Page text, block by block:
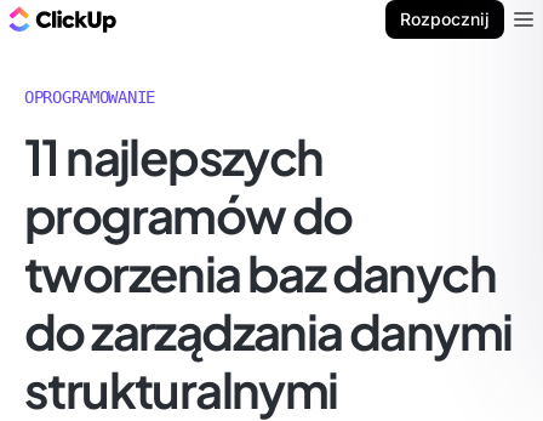
Rozpocznij
OPROGRAMOWANIE
11 najlepszych
programów do
tworzenia baz danych
do zarządzania danymi
strukturalnymi